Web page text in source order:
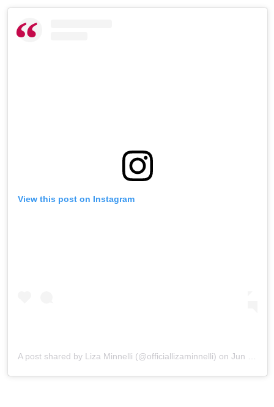
View this post on Instagram
A post shared by Liza Minnelli (@officiallizaminnelli) on Jun 22, 2019 at 9:43am PDT